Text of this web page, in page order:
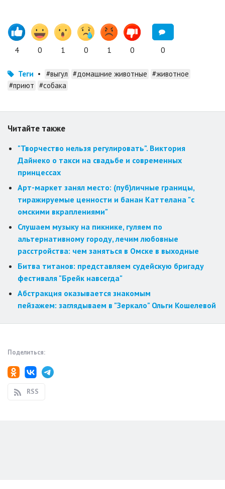
4 0 1 0 1 0 0
Теги • #выгул #домашние животные #животное
#приют #собака
Читайте также
"Творчество нельзя регулировать". Виктория
Дайнеко о такси на свадьбе и современных
принцессах
Арт-маркет занял место: (пуб)личные границы,
тиражируемые ценности и банан Каттелана "с
омскими вкраплениями"
Слушаем музыку на пикнике, гуляем по
альтернативному городу, лечим любовные
расстройства: чем заняться в Омске в выходные
Битва титанов: представляем судейскую бригаду
фестиваля "Брейк навсегда"
Абстракция оказывается знакомым
пейзажем: заглядываем в "Зеркало" Ольги Кошелевой
Поделиться:
RSS